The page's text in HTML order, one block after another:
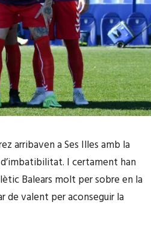
arribaven a Ses Illes amb la
I certament han
Balears molt per sobre en la
de valent per aconseguir la